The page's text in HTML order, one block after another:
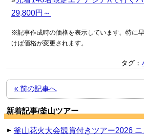
29,800円～
※記事作成時の価格を表示しています。特に
けば価格が変更されます。
タグ：
« 前の記事へ
新着記事/釜山ツアー
釜山花火大会観賞付きツアー2026